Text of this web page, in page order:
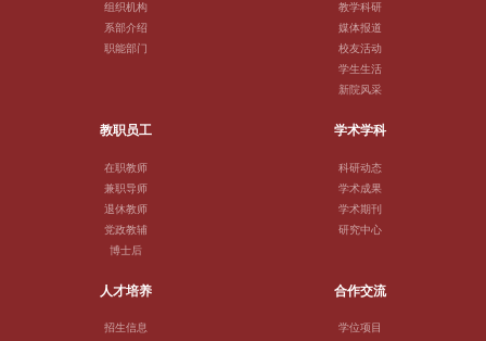
组织机构
系部介绍
职能部门
教学科研
媒体报道
校友活动
学生生活
新院风采
教职员工
在职教师
兼职导师
退休教师
党政教辅
博士后
学术学科
科研动态
学术成果
学术期刊
研究中心
人才培养
招生信息
合作交流
学位项目